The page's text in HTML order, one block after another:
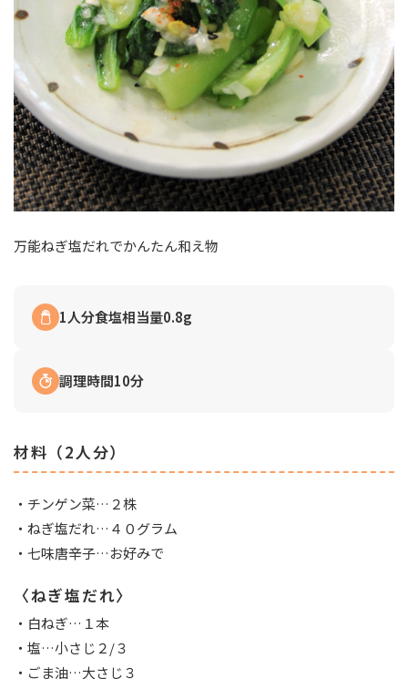
万能ねぎ塩だれでかんたん和え物
1人分食塩相当量0.8g
調理時間10分
材料（2人分）
・チンゲン菜…２株
・ねぎ塩だれ…４０グラム
・七味唐辛子…お好みで
〈ねぎ塩だれ〉
・白ねぎ…１本
・塩…小さじ２/３
・ごま油…大さじ３